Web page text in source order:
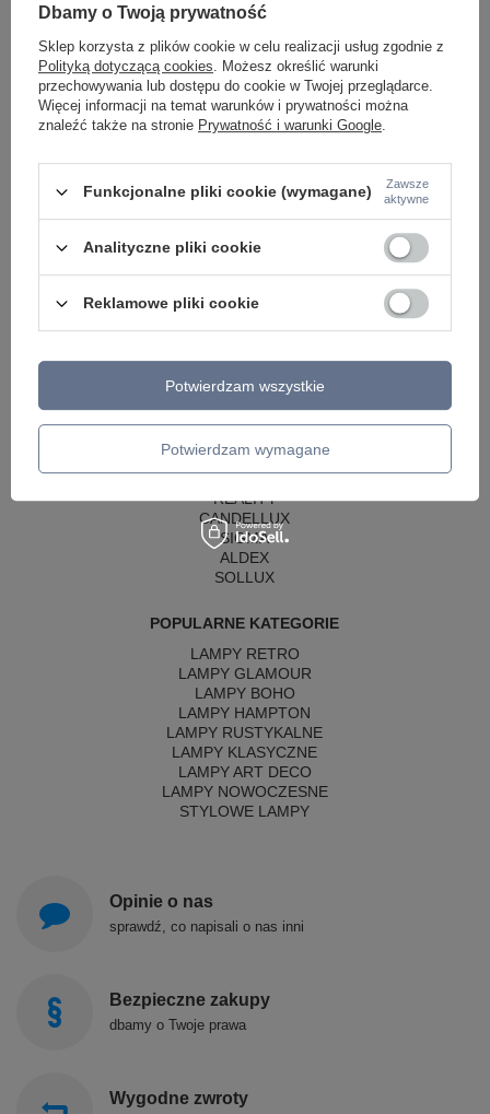
ŻYRANDOLE KRYSZTAŁOWE
LAMPY WISZĄCE - OKRĘGI
KINKIETY DO SYPIALNI
LAMPY SUFITOWE OKRĄGŁE
LAMPY WISZĄCE
SŁUPKI OGRODOWE
LAMPY OGRODOWE - WISZĄCE
LAMPY WISZĄCE - ZEWNĘTRZNE
LAMPY OGRODOWE - SUFITOWE
GIRLANDY OGRODOWE
PRODUCENCI
MAYTONI
ARGON
REALITY
CANDELLUX
SIGMA
ALDEX
SOLLUX
POPULARNE KATEGORIE
LAMPY RETRO
LAMPY GLAMOUR
LAMPY BOHO
LAMPY HAMPTON
LAMPY RUSTYKALNE
LAMPY KLASYCZNE
LAMPY ART DECO
LAMPY NOWOCZESNE
STYLOWE LAMPY
Opinie o nas
sprawdź, co napisali o nas inni
Bezpieczne zakupy
dbamy o Twoje prawa
Wygodne zwroty
Dbamy o Twoją prywatność
Sklep korzysta z plików cookie w celu realizacji usług zgodnie z
Polityką dotyczącą cookies. Możesz określić warunki
przechowywania lub dostępu do cookie w Twojej przeglądarce.
Więcej informacji na temat warunków i prywatności można
znaleźć także na stronie Prywatność i warunki Google.
Funkcjonalne pliki cookie (wymagane)
Zawsze
aktywne
Analityczne pliki cookie
Reklamowe pliki cookie
Potwierdzam wymagane
Potwierdzam wszystkie